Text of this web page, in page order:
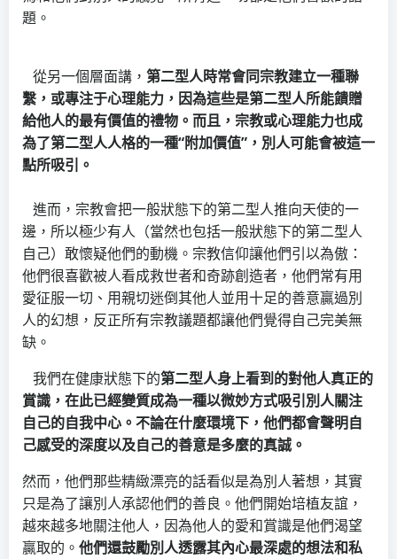
題。
從另一個層面講， 第二型人時常會同宗教建立一種聯
繫，或專注于心理能力，因為這些是第二型人所能饋贈
給他人的最有價值的禮物。而且，宗教或心理能力也成
為了第二型人人格的一種“附加價值” ，別人可能會被這一
點所吸引。
進而，宗教會把一般狀態下的第二型人推向天使的一
邊，所以極少有人（當然也包括一般狀態下的第二型人
自己）敢懷疑他們的動機。宗教信仰讓他們引以為傲：
他們很喜歡被人看成救世者和奇跡創造者，他們常有用
愛征服一切、用親切迷倒其他人並用十足的善意贏過別
人的幻想，反正所有宗教議題都讓他們覺得自己完美無
缺。
我們在健康狀態下的第二型人身上看到的對他人真正的
賞識，在此已經變質成為一種以微妙方式吸引別人關注
自己的自我中心。不論在什麼環境下，他們都會聲明自
己感受的深度以及自己的善意是多麼的真誠。
然而，他們那些精緻漂亮的話看似是為別人著想，其實
只是為了讓別人承認他們的善良。他們開始培植友誼，
越來越多地關注他人，因為他人的愛和賞識是他們渴望
贏取的。 他們還鼓勵別人透露其內心最深處的想法和私